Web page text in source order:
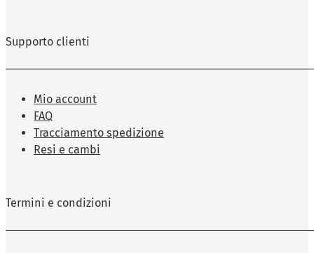
Supporto clienti
Mio account
FAQ
Tracciamento spedizione
Resi e cambi
Termini e condizioni